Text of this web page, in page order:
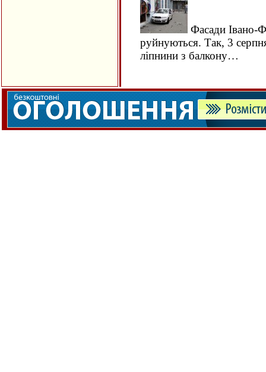
Фасади Івано-
руйнуються. Так, 3
ліпнини з балкону…